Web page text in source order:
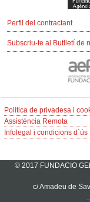
Perfil del contractant
Subscriu-te al Butlletí de
Politica de privadesa i
Assistència Remota
Infolegal i condicions d´ús
© 2017 FUNDACIO
c/ Amadeu de